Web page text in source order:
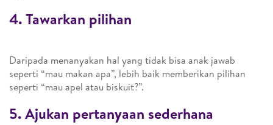
4. Tawarkan pilihan
Daripada menanyakan hal yang tidak bisa anak jawab
seperti “mau makan apa”, lebih baik memberikan pilihan
seperti “mau apel atau biskuit?”.
5. Ajukan pertanyaan sederhana